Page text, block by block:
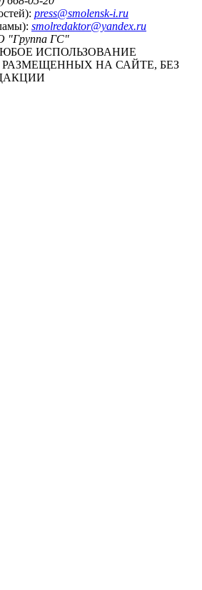
press@smolensk-i.ru
smolredaktor@yandex.ru
"Группа ГС"
ИСПОЛЬЗОВАНИЕ
НА САЙТЕ, БЕЗ